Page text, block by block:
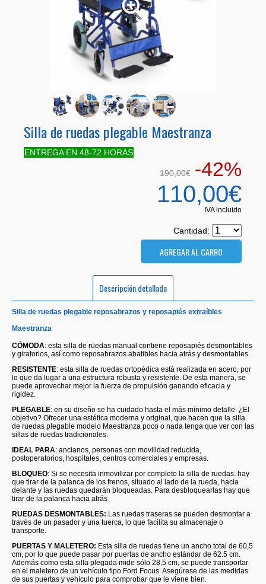
Silla de ruedas plegable Maestranza
ENTREGA EN 48-72 HORAS
190,00€ -42%
110,00€
IVA incluido
Cantidad:
Descripción detallada
Silla de ruedas plegable reposabrazos y reposapiés extraíbles
Maestranza
CÓMODA: esta silla de ruedas manual contiene reposapiés desmontables
y giratorios, así como reposabrazos abatibles hacia atrás y desmontables.
RESISTENTE: esta silla de ruedas ortopédica está realizada en acero, por
lo que da lugar a una estructura robusta y resistente. De esta manera, se
puede aprovechar mejor la fuerza de propulsión ganando eficacia y
rigidez.
PLEGABLE: en su diseño se ha cuidado hasta el más mínimo detalle. ¿El
objetivo? Ofrecer una estética moderna y original, que hacen que la silla
de ruedas plegable modelo Maestranza poco o nada tenga que ver con las
sillas de ruedas tradicionales.
IDEAL PARA: ancianos, personas con movilidad reducida,
postoperatorios, hospitales, centros comerciales y empresas.
BLOQUEO: Si se necesita inmovilizar por completo la silla de ruedas, hay
que tirar de la palanca de los frenos, situado al lado de la rueda, hacia
delante y las ruedas quedarán bloqueadas. Para desbloquearlas hay que
tirar de la palanca hacia atrás
RUEDAS DESMONTABLES: Las ruedas traseras se pueden desmontar a
través de un pasador y una tuerca, lo que facilita su almacenaje o
transporte.
PUERTAS Y MALETERO: Esta silla de ruedas tiene un ancho total de 60,5
cm, por lo que puede pasar por puertas de ancho estándar de 62.5 cm.
Además como esta silla plegada mide sólo 28,5 cm, se puede transportar
en el maletero de un vehículo tipo Ford Focus. Asegúrese de las medidas
de sus puertas y vehículo para comprobar que le viene bien.